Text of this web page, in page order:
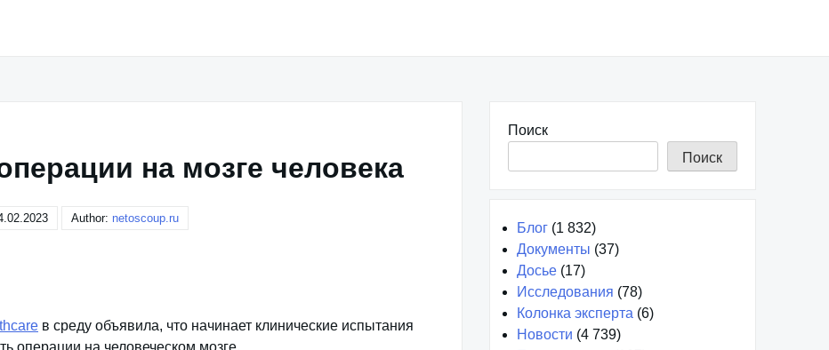
на мозге человека
Author: netoscoup.ru
в среду объявила, что начинает клинические испытания
операции на человеческом мозге.
Поиск
Поиск
Блог (1 832)
Документы (37)
Досье (17)
Исследования (78)
Колонка эксперта (6)
Новости (4 739)